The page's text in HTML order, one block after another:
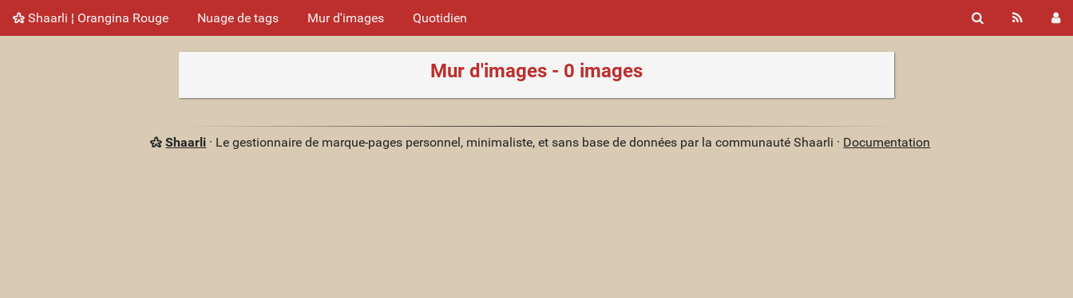
Shaarli ¦ Orangina Rouge Nuage de tags Mur d'images Quotidien
Mur d'images - 0 images
Shaarli · Le gestionnaire de marque-pages personnel, minimaliste, et sans base de données par la communauté Shaarli · Documentation